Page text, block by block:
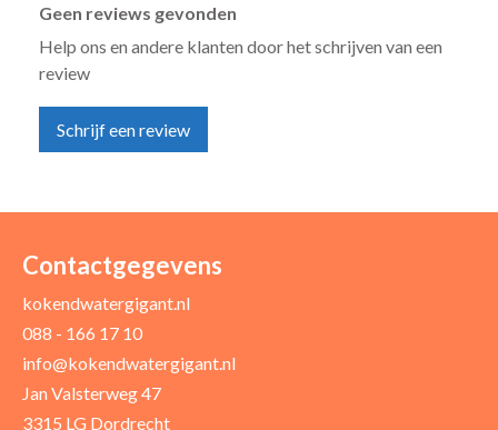
Geen reviews gevonden
Help ons en andere klanten door het schrijven van een
review
Schrijf een review
Uw naam *
Uw recensie *
Contactgegevens
kokendwatergigant.nl
088 - 166 17 10
info@kokendwatergigant.nl
Jan Valsterweg 47
3315 LG Dordrecht